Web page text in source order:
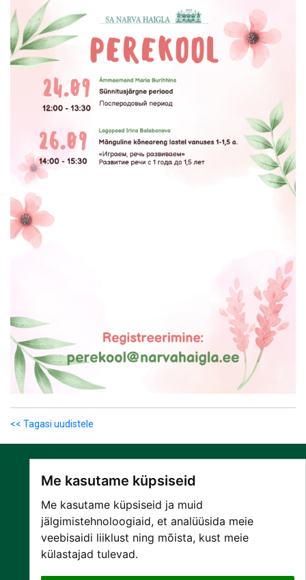
Me kasutame küpsiseid
Me kasutame küpsiseid ja muid
jälgimistehnoloogiaid, et analüüsida meie
veebisaidi liiklust ning mõista, kust meie
külastajad tulevad.
<< Tagasi uudistele
SA NARVA HAIGLA